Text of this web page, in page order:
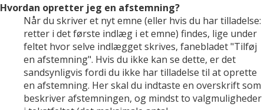
Hvordan opretter jeg en afstemning?
Når du skriver et nyt emne (eller hvis du har tilladelse:
retter i det første indlæg i et emne) findes, lige under
feltet hvor selve indlægget skrives, fanebladet "Tilføj
en afstemning". Hvis du ikke kan se dette, er det
sandsynligvis fordi du ikke har tilladelse til at oprette
en afstemning. Her skal du indtaste en overskrift som
beskriver afstemningen, og mindst to valgmuligheder